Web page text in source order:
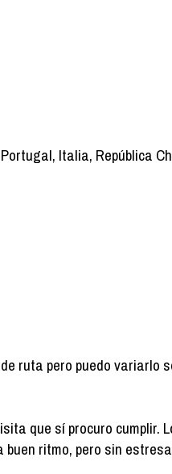
Italia, República
ruta pero puedo variarlo
que sí procuro cumplir.
ritmo, pero sin